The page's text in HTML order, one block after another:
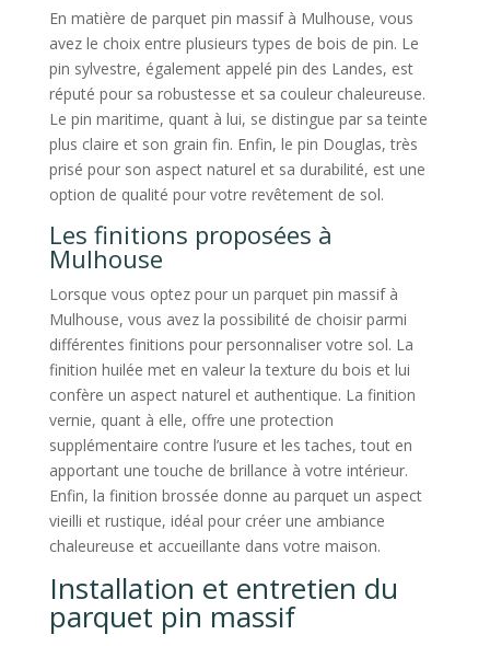
En matière de parquet pin massif à Mulhouse, vous
avez le choix entre plusieurs types de bois de pin. Le
pin sylvestre, également appelé pin des Landes, est
réputé pour sa robustesse et sa couleur chaleureuse.
Le pin maritime, quant à lui, se distingue par sa teinte
plus claire et son grain fin. Enfin, le pin Douglas, très
prisé pour son aspect naturel et sa durabilité, est une
option de qualité pour votre revêtement de sol.
Les finitions proposées à
Mulhouse
Lorsque vous optez pour un parquet pin massif à
Mulhouse, vous avez la possibilité de choisir parmi
différentes finitions pour personnaliser votre sol. La
finition huilée met en valeur la texture du bois et lui
confère un aspect naturel et authentique. La finition
vernie, quant à elle, offre une protection
supplémentaire contre l’usure et les taches, tout en
apportant une touche de brillance à votre intérieur.
Enfin, la finition brossée donne au parquet un aspect
vieilli et rustique, idéal pour créer une ambiance
chaleureuse et accueillante dans votre maison.
Installation et entretien du
parquet pin massif